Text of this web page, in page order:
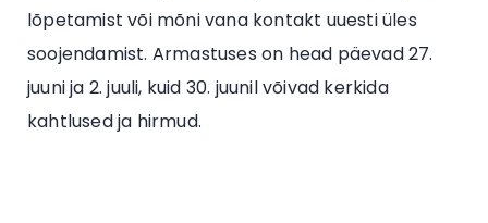
lõpetamist või mõni vana kontakt uuesti üles
soojendamist. Armastuses on head päevad 27.
juuni ja 2. juuli, kuid 30. juunil võivad kerkida
kahtlused ja hirmud.